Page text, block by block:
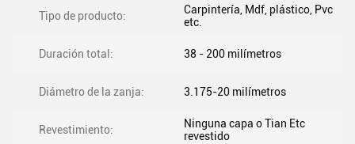
Tipo de producto:
Carpintería, Mdf, plástico, Pvc
etc.
Duración total: 38 - 200 milímetros
Diámetro de la zanja: 3.175-20 milímetros
Revestimiento:
Ninguna capa o Tian Etc
revestido